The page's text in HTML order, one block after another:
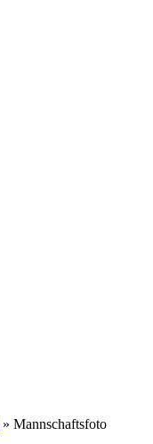
» Mannschaftsfoto